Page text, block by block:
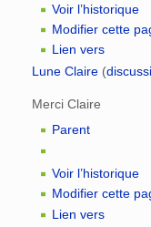
Voir l’historique
Modifier cette
Lien vers
Lune Claire (
Merci Claire
Parent
Voir l’historique
Modifier cette
Lien vers